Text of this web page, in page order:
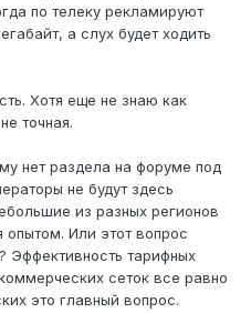
по телеку рекламируют
а слух будет ходить
Хотя еще не знаю как
точная.
нет раздела на форуме под
не будут здесь
из разных регионов
Или этот вопрос
Эффективность тарифных
сеток все равно
это главный вопрос.